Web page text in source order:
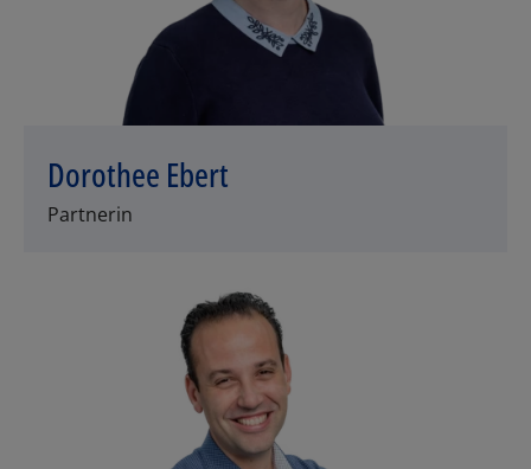
Dorothee Ebert
Partnerin